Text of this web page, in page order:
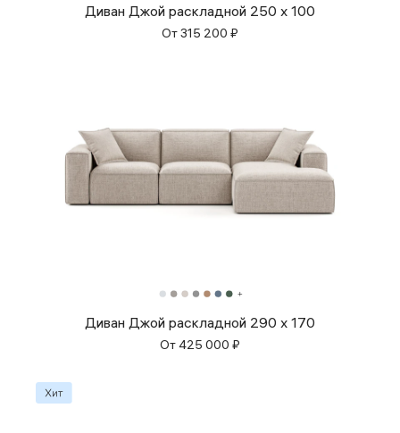
Диван Джой раскладной 250 x 100
От315 200 ₽
Диван Джой раскладной 290 x 170
От425 000 ₽